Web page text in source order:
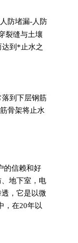
防堵漏-人防
裂缝与土壤
到*止水之
到下层钢筋
骨架将止水
的信赖和好
地下室，电
，它是以微
，在20年以